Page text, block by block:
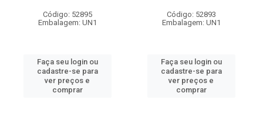
Código: 52895
Embalagem: UN1
Faça seu login ou
cadastre-se para
ver preços e
comprar
Código: 52893
Embalagem: UN1
Faça seu login ou
cadastre-se para
ver preços e
comprar